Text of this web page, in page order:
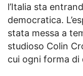
l’Italia sta
democratica.
stata messa a
studioso Colin
cui ogni forma di